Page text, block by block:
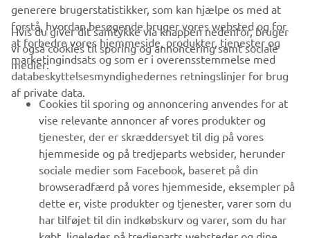
Vær den første til at få besked om de seneste tilbud, særlige
arrangementer, nye udgivelser og meget mere.
Læs vores privatlivspolitik for at lære, hvordan vi behandler dine
personlige data:Privatlivspolitik
Denmark (Danish)
generere brugerstatistikker, som kan hjælpe os med at
forstå, hvordan besøgende bruger vores websted og for
at forbedre vores hjemmeside, produkter, tjenester og
marketingindsats og som er i overensstemmelse med
databeskyttelsesmyndighedernes retningslinjer for brug
af private data.
Hvis du giver dit samtykke via knappen nedenfor, bruger
vi også cookies til sporing og annoncering samt sociale
medier:
Cookies til sporing og annoncering anvendes for at
vise relevante annoncer af vores produkter og
tjenester, der er skræddersyet til dig på vores
hjemmeside og på tredjeparts websider, herunder
sociale medier som Facebook, baseret på din
browseradfærd på vores hjemmeside, eksempler på
dette er, viste produkter og tjenester, varer som du
har tilføjet til din indkøbskurv og varer, som du har